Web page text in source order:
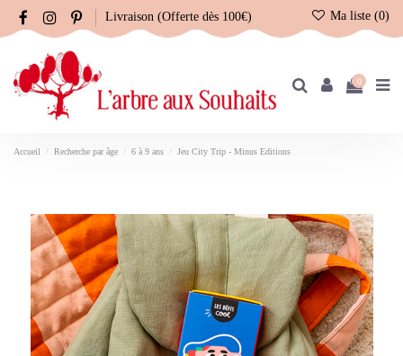
Livraison (Offerte dès 100€) Ma liste (0)
0
Accueil Recherche par âge 6 à 9 ans Jeu City Trip - Minus Editions